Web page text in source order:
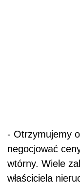
- Otrzymujemy
negocjować
wtórny. Wiele
właściciela